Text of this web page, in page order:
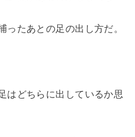
ったあとの足の出し方だ。
はどちらに出しているか思